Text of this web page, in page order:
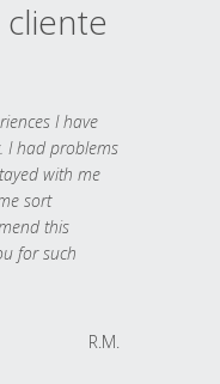
I have
I had problems
with me
sort
this
for such
R.M.